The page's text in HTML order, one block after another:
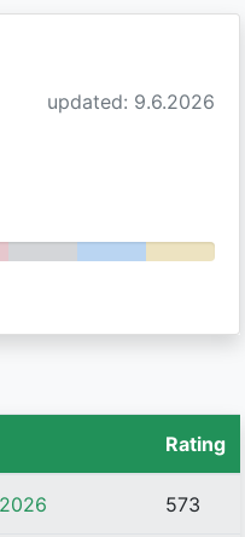
updated: 9.6.2026
Rating
573